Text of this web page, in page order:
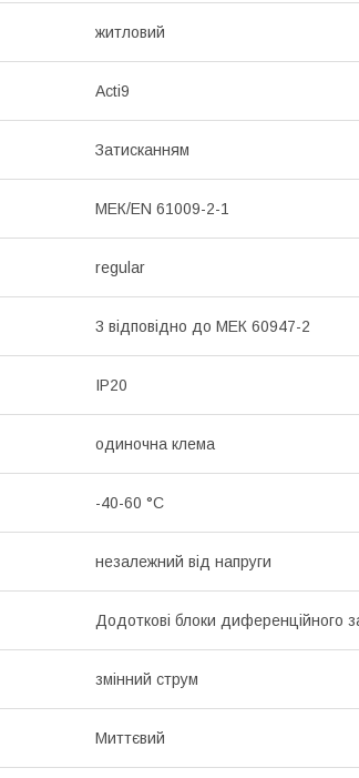
житловий
Acti9
Затисканням
МЕК/EN 61009-2-1
regular
3 відповідно до МЕК 60947-2
IP20
одиночна клема
-40-60 °C
незалежний від напруги
Додоткові блоки диференційного
змінний струм
Миттєвий